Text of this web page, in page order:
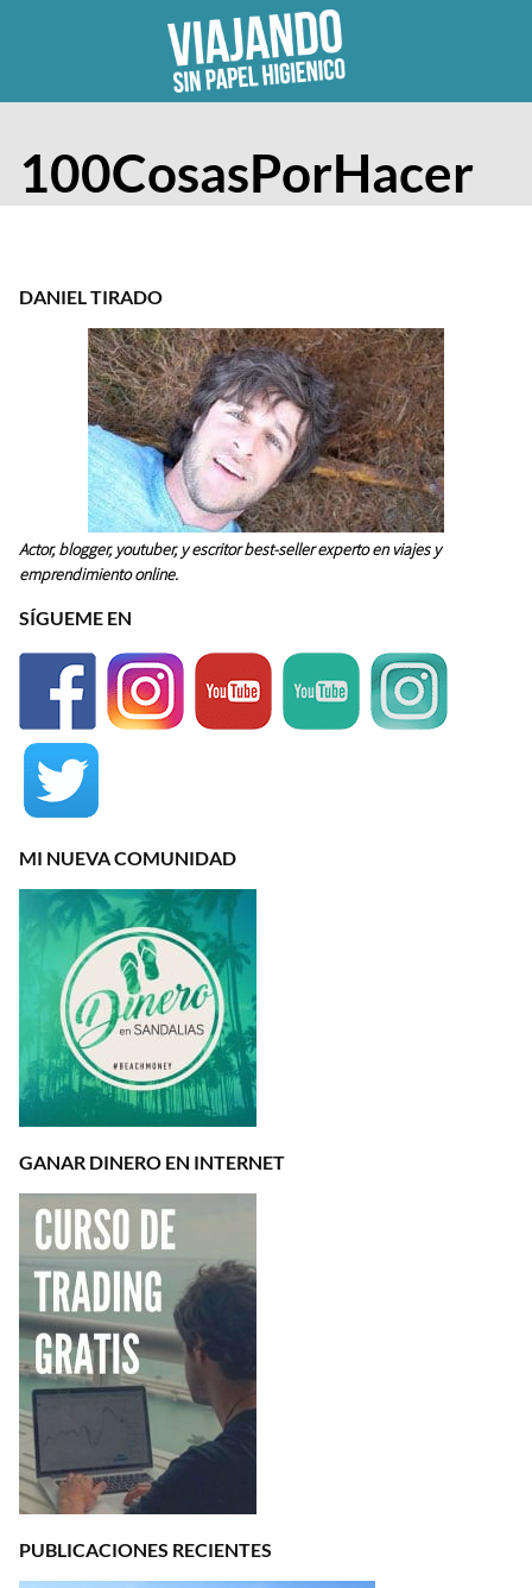
100CosasPorHacer
DANIEL TIRADO
Actor, blogger, youtuber, y escritor best-seller experto en viajes y
emprendimiento online.
SÍGUEME EN
MI NUEVA COMUNIDAD
GANAR DINERO EN INTERNET
PUBLICACIONES RECIENTES